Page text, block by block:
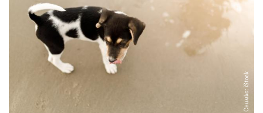
Снимка: iStock